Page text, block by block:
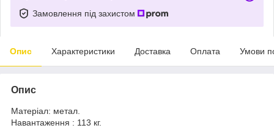
Замовлення під захистом
Опис Характеристики Доставка Оплата Умови
Опис
Матеріал: метал.
Навантаження : 113 кг.